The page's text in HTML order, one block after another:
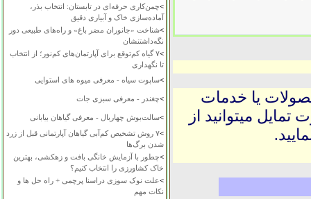
>چمن‌کاری حرفه‌ای در تابستان: انتخاب بذر،
آماده‌سازی خاک و آبیاری دقیق
>شناخت «جانوران مضر باغ» و راه‌های طبیعی دور
نگه‌داشتنشان
>
۷ گیاه کم‌توقع برای آپارتمان‌های کم‌نور؛ از انتخاب
تا نگهداری
>ساپوت سیاه - معرفی میوه های استوایی
>چغندر - معرفی سبزی جات
>سالت‌بوش چهاربال - معرفی گیاهان بیابانی
>
۷ روش تشخیص کم‌آبی گیاهان آپارتمانی قبل از زرد
شدن برگ‌ها
>چطور با آزمایش خانگی بافت و زهکشی، بهترین
خاک کشاورزی را انتخاب کنیم؟
>علت نوک سوزی دراسنا پرچمی + راه حل ها و
نکات مهم
یا خدمات
میتوانید از